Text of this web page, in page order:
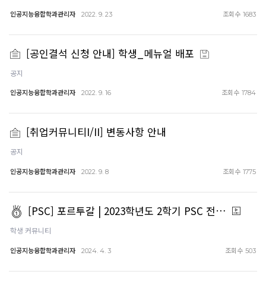
인공지능융합학과관리자 2022. 9. 23 조회수 1683
[공인결석 신청 안내] 학생_메뉴얼 배포
공지
인공지능융합학과관리자 2022. 9. 16 조회수 1784
[취업커뮤니티I/II] 변동사항 안내
공지
인공지능융합학과관리자 2022. 9. 8 조회수 1775
[PSC] 포르투갈 | 2023학년도 2학기 PSC 전…
학생 커뮤니티
인공지능융합학과관리자 2024. 4. 3 조회수 503